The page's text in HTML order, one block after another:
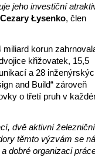
jeho investiční
Cezary Łysenko, člen
korun
křižovatek, 15,5
a 28
and Build“ zároveň
o třetí pruh v
dvě aktivní
těmto výzvám se
dobré organizaci